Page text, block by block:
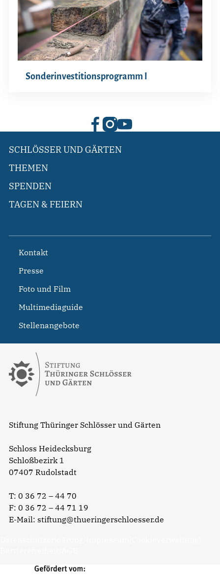
Sonderinvestitionsprogramm I
Stiftung Thüringer Schlösser und Gärten
Schloss Heidecksburg
Schloßbezirk 1
07407 Rudolstadt
T: 0 36 72 – 44 70
F: 0 36 72 – 44 71 19
E-Mail: stiftung@thueringerschloesser.de
SCHLÖSSER UND GÄRTEN
THEMEN
SPENDEN
TAGEN & FEIERN
Kontakt
Presse
Foto und Film
Multimediaguide
Stellenangebote